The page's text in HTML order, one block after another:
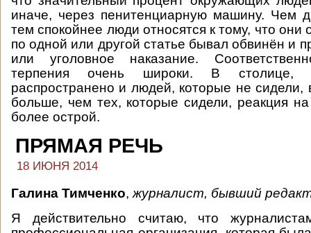
иначе, через пенитенциарную машину. Чем
тем спокойнее люди относятся к тому, что они
по одной или другой статье бывал обвинён и
или уголовное наказание.
терпения очень широки. В столице,
распространено и людей, которые не сидели,
больше, чем тех, которые сидели, реакция
более острой.
ПРЯМАЯ РЕЧЬ
18 ИЮНЯ 2014
Галина Тимченко, журналист, бывший
Я действительно считаю, что